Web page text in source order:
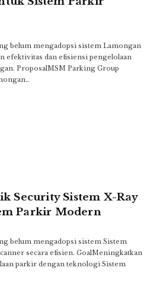
belum mengadopsi sistem Lamongan
efektivitas dan efisiensi pengelolaan
ProposalMSM Parking Group
Security Sistem X-Ray
Parkir Modern
belum mengadopsi sistem Sistem
secara efisien. GoalMeningkatkan
parkir dengan teknologi Sistem